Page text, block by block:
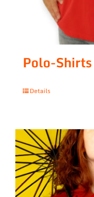
Polo-
Details